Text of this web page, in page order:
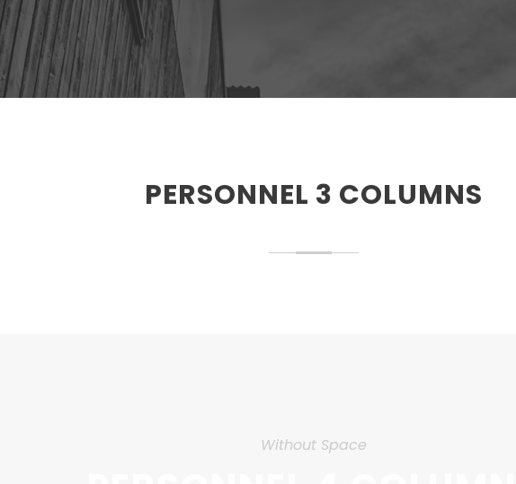
PERSONNEL 3 COLUMNS
Without Space